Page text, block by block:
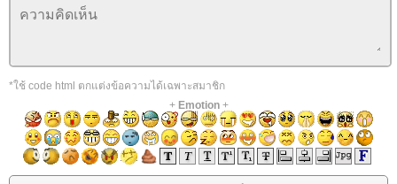
*ใช้ code html ตกแต่งข้อความได้เฉพาะสมาชิก
+ Emotion+